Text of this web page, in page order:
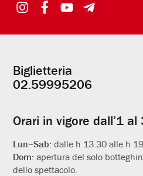
Informazioni
utili
Biglietteria
02.59995206
Orari in vigore dall’1 al
Lun–Sab:dalle h 13.30 alle h
Dom:apertura del solo
dello spettacolo.